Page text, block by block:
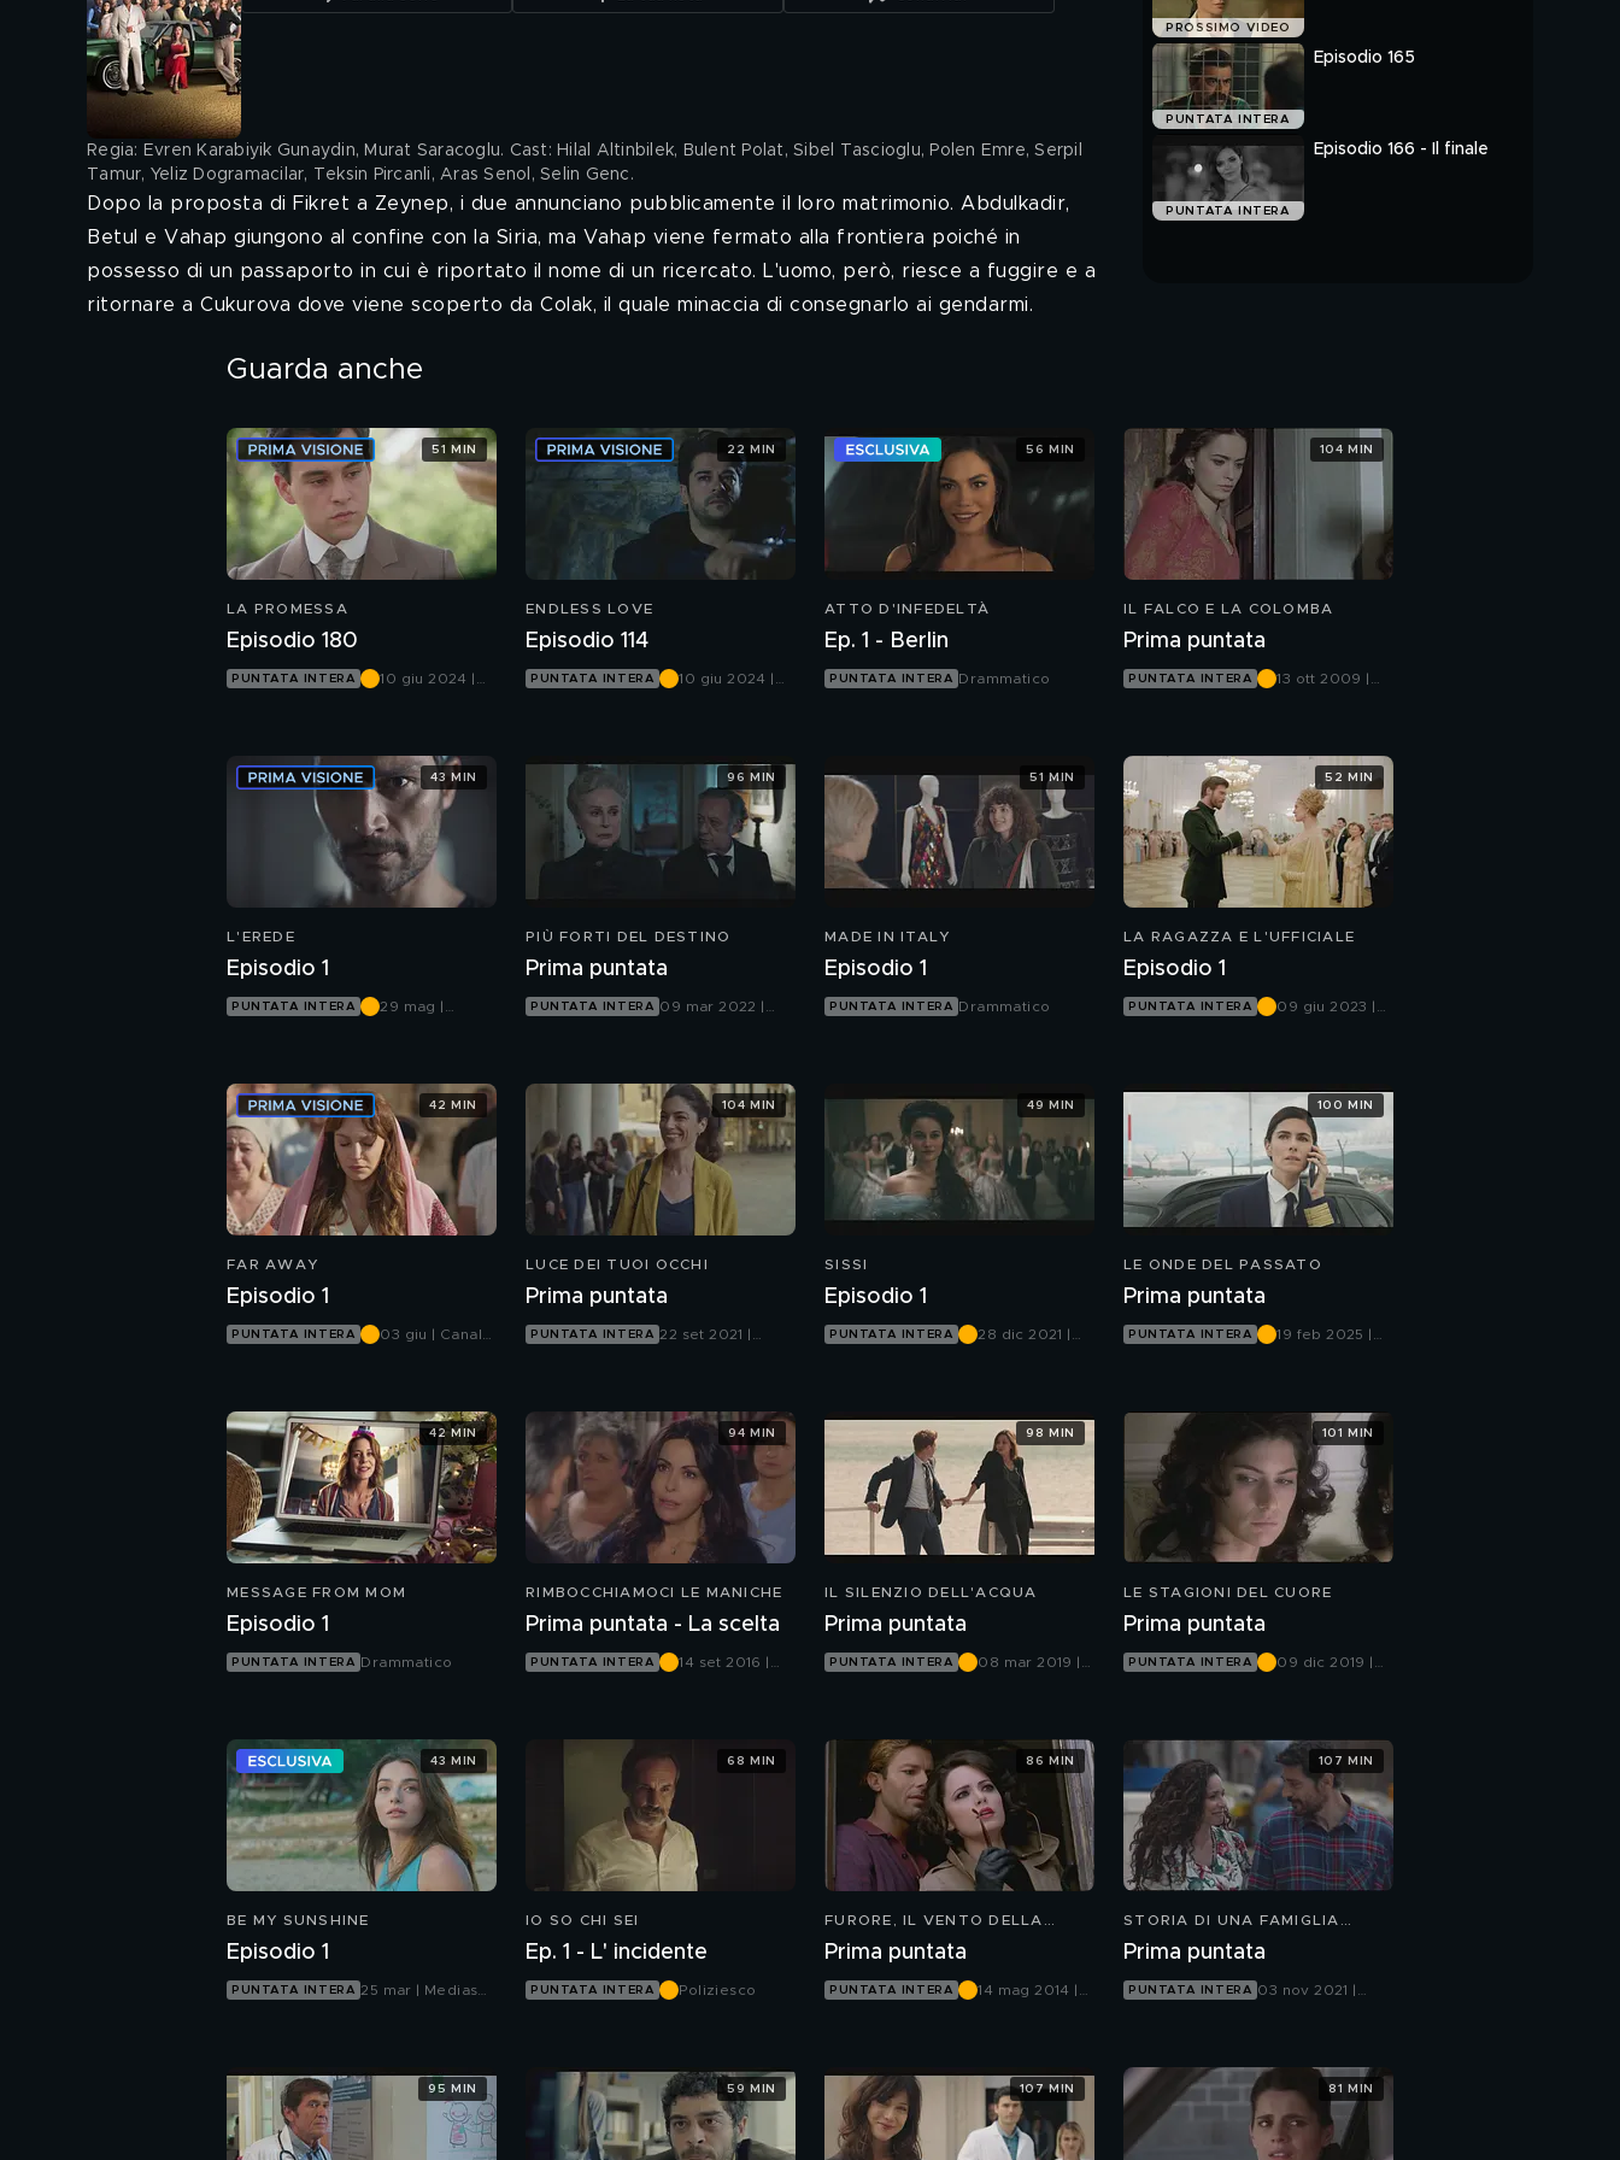
Regia: Evren Karabiyik Gunaydin, Murat Saracoglu. Cast: Hilal Altinbilek, Bulent Polat, Sibel Tascioglu, Polen Emre, Serpil
Tamur, Yeliz Dogramacilar, Teksin Pircanli, Aras Senol, Selin Genc .
Dopo la proposta di Fikret a Zeynep, i due annunciano pubblicamente il loro matrimonio. Abdulkadir,
Betul e Vahap giungono al confine con la Siria, ma Vahap viene fermato alla frontiera poiché in
possesso di un passaporto in cui è riportato il nome di un ricercato. L'uomo, però, riesce a fuggire e a
ritornare a Cukurova dove viene scoperto da Colak, il quale minaccia di consegnarlo ai gendarmi.
PROSSIMO VIDEO
PUNTATA INTERA
Episodio 165
PUNTATA INTERA
Episodio 166 - Il finale
Guarda anche
LA PROMESSA
Episodio 180
PUNTATA INTERA
10 giu 2024 |
51 MIN
ENDLESS LOVE
Episodio 114
PUNTATA INTERA
10 giu 2024 |
22 MIN
ATTO D'INFEDELTÀ
Ep. 1 - Berlin
PUNTATA INTERA Drammatico
56 MIN
IL FALCO E LA COLOMBA
Prima puntata
PUNTATA INTERA
13 ott 2009 |
104 MIN
L'EREDE
Episodio 1
PUNTATA INTERA
29 mag |
43 MIN
PIÙ FORTI DEL DESTINO
Prima puntata
PUNTATA INTERA 09 mar 2022 |
96 MIN
MADE IN ITALY
Episodio 1
PUNTATA INTERA Drammatico
51 MIN
LA RAGAZZA E L'UFFICIALE
Episodio 1
PUNTATA INTERA
09 giu 2023 |
52 MIN
FAR AWAY
Episodio 1
PUNTATA INTERA
03 giu | Canale
42 MIN
LUCE DEI TUOI OCCHI
Prima puntata
PUNTATA INTERA 22 set 2021 |
104 MIN
SISSI
Episodio 1
PUNTATA INTERA
28 dic 2021 |
49 MIN
LE ONDE DEL PASSATO
Prima puntata
PUNTATA INTERA
19 feb 2025 |
100 MIN
MESSAGE FROM MOM
Episodio 1
PUNTATA INTERA Drammatico
42 MIN
RIMBOCCHIAMOCI LE MANICHE
Prima puntata - La scelta
PUNTATA INTERA
14 set 2016 |
94 MIN
IL SILENZIO DELL'ACQUA
Prima puntata
PUNTATA INTERA
08 mar 2019 |
98 MIN
LE STAGIONI DEL CUORE
Prima puntata
PUNTATA INTERA
09 dic 2019 |
101 MIN
BE MY SUNSHINE
Episodio 1
PUNTATA INTERA 25 mar | Mediaset
43 MIN
IO SO CHI SEI
Ep. 1 - L' incidente
PUNTATA INTERA Poliziesco
68 MIN
FURORE, IL VENTO DELLA
Prima puntata
PUNTATA INTERA
14 mag 2014 |
86 MIN
STORIA DI UNA FAMIGLIA
Prima puntata
PUNTATA INTERA 03 nov 2021 |
107 MIN
95 MIN 59 MIN 107 MIN 81 MIN